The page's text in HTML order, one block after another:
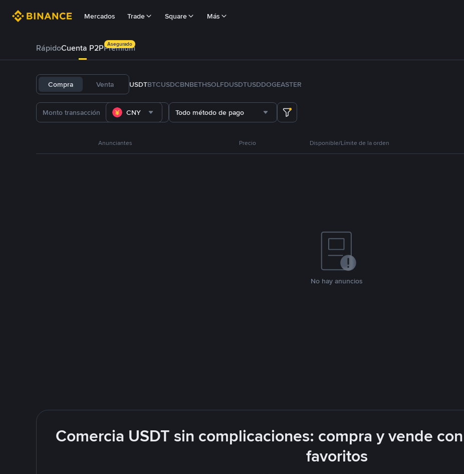
Mercados Trade Square Más
RápidoCuenta P2PPrémium
Asegurado
Compra Venta USDTBTCUSDCBNBETHSOLFDUSDTUSDDOGEASTER
CNY Todo método de pago
Anunciantes Precio Disponible/Límite de la orden
No hay anuncios
Comercia USDT sin complicaciones: compra y vende
favoritos